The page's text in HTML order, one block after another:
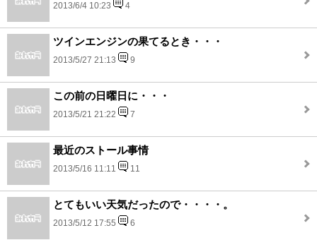
2013/6/4 10:23 4
ツインエンジンの果てるとき・・・
2013/5/27 21:13 9
この前の日曜日に・・・
2013/5/21 21:22 7
最近のストール事情
2013/5/16 11:11 11
とてもいい天気だったので・・・・。
2013/5/12 17:55 6